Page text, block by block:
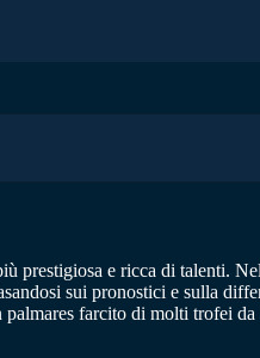
prestigiosa e ricca di talenti.
sui pronostici e sulla
farcito di molti trofei